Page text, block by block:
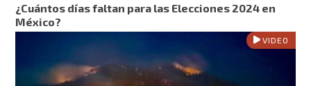
¿Cuántos días faltan para las Elecciones 2024 en
México?
VIDEO